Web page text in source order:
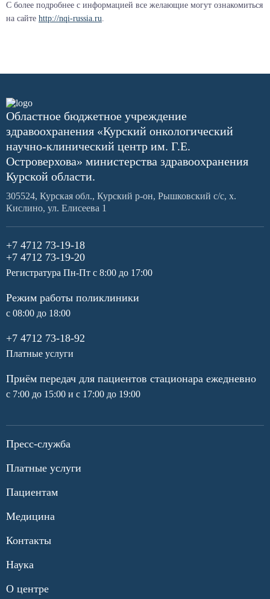
С более подробнее с информацией все желающие могут ознакомиться
на сайте http://nqi-russia.ru.
Областное бюджетное учреждение
здравоохранения «Курский онкологический
научно-клинический центр им. Г.Е.
Островерхова» министерства здравоохранения
Курской области.
305524, Курская обл., Курский р-он, Рышковский с/с, х.
Кислино, ул. Елисеева 1
+7 4712 73-19-18
+7 4712 73-19-20
Регистратура Пн-Пт с 8:00 до 17:00
Режим работы поликлиники
с 08:00 до 18:00
+7 4712 73-18-92
Платные услуги
Приём передач для пациентов стационара ежедневно
с 7:00 до 15:00 и с 17:00 до 19:00
Пресс-служба
Платные услуги
Пациентам
Медицина
Контакты
Наука
О центре